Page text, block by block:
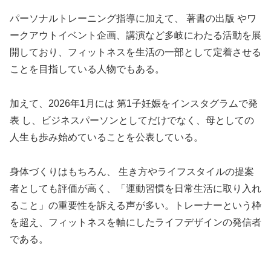
パーソナルトレーニング指導に加えて、 著書の出版 やワ
ークアウトイベント企画、講演など多岐にわたる活動を展
開しており、フィットネスを生活の一部として定着させる
ことを目指している人物でもある。
加えて、2026年1月には 第1子妊娠をインスタグラムで発
表 し、ビジネスパーソンとしてだけでなく、母としての
人生も歩み始めていることを公表している。
身体づくりはもちろん、 生き方やライフスタイルの提案
者としても評価が高く、「運動習慣を日常生活に取り入れ
ること」の重要性を訴える声が多い。トレーナーという枠
を超え、フィットネスを軸にしたライフデザインの発信者
である。